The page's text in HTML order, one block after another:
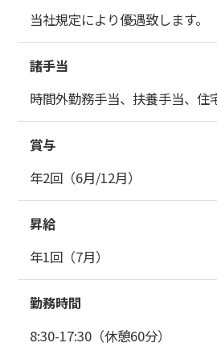
経験者採用
資料請求
お問い合わせ
このサイトについて
個人情報保護ポリシー
一般事業主行動計画
当社規定により優遇致します。
諸手当
時間外勤務手当、扶養手当、住
賞与
年2回（6月/12月）
昇給
年1回（7月）
勤務時間
8:30-17:30（休憩60分）